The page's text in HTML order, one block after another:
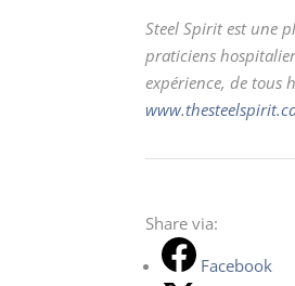
Steel Spirit est une
praticiens
expérience, de tous
Share via:
Facebook